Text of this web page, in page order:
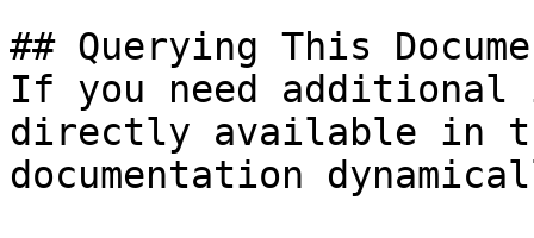
## Querying This
If you need
directly available in
documentation